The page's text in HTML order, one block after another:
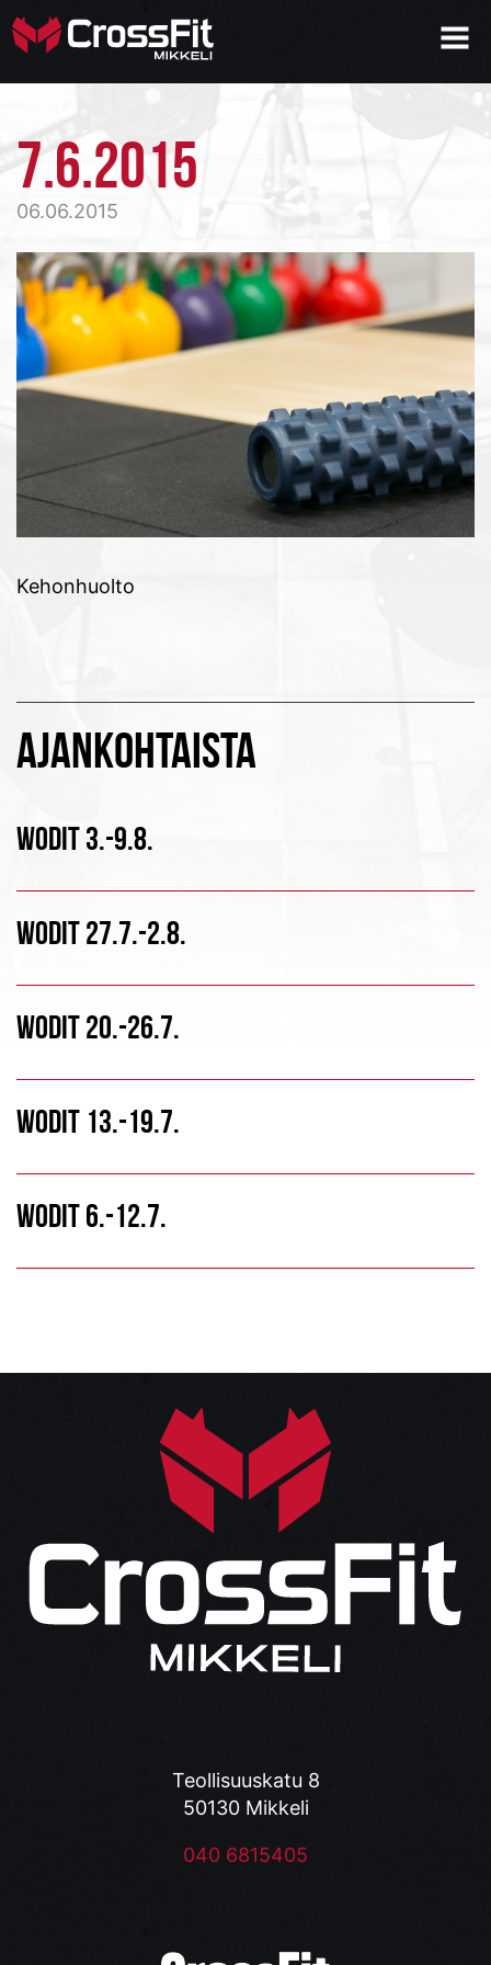
7.6.2015
06.06.2015
Kehonhuolto
AJANKOHTAISTA
WODIT 3.-9.8.
WODIT 27.7.-2.8.
WODIT 20.-26.7.
WODIT 13.-19.7.
WODIT 6.-12.7.
Teollisuuskatu 8
50130 Mikkeli
040 6815405